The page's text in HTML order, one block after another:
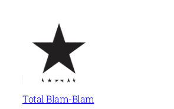
contenu
Total Blam-Blam